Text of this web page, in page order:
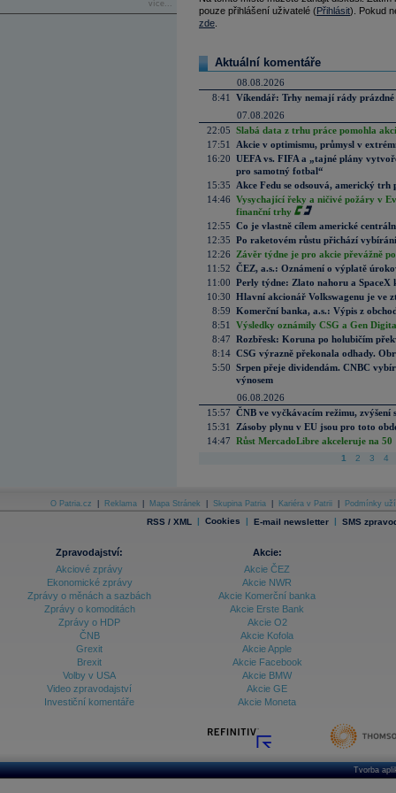
více...
pouze přihlášení uživatelé (Přihlásit). Pokud
zde
Aktuální komentáře
08.08.2026
8:41
Víkendář: Trhy nemají rády prázdné
07.08.2026
22:05 Slabá data z trhu práce pomohla
17:51
Akcie v optimismu, průmysl v
16:20 UEFA vs. FIFA a „tajné plány
pro samotný fotbal“
15:35
Akce Fedu se odsouvá, americký
14:46 Vysychající řeky a ničivé požáry v
finanční trhy
12:55 Co je vlastně cílem americké
12:35 Po raketovém růstu přichází
12:26
Závěr týdne je pro akcie převážně
11:52 ČEZ, a.s.: Oznámení o výplatě
11:00 Perly týdne: Zlato nahoru a SpaceX
10:30 Hlavní akcionář Volkswagenu je ve
8:59 Komerční banka, a.s.: Výpis z
8:51
Výsledky oznámily CSG a Gen
8:47 Rozbřesk: Koruna po holubičím
8:14 CSG výrazně překonala odhady.
5:50 Srpen přeje dividendám. CNBC
výnosem
06.08.2026
15:57 ČNB ve vyčkávacím režimu, zvýšení
15:31
Zásoby plynu v EU jsou pro toto
14:47 Růst MercadoLibre akceleruje na
1 2 3 4
O Patria.cz Reklama Mapa Stránek Skupina Patria Kariéra v Patrii Podmínky
RSS / XML | Cookies | E-mail newsletter | SMS
Zpravodajství:
Akciové zprávy
Ekonomické zprávy
Zprávy o měnách a sazbách
Zprávy o komoditách
Zprávy o HDP
ČNB
Grexit
Brexit
Volby v USA
Video zpravodajství
Investiční komentáře
Akcie:
Akcie ČEZ
Akcie NWR
Akcie Komerční banka
Akcie Erste Bank
Akcie O2
Akcie Kofola
Akcie Apple
Akcie Facebook
Akcie BMW
Akcie GE
Akcie Moneta
Tvorba